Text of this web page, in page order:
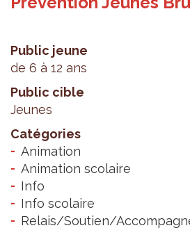
Public jeune
de 6 à 12 ans
Public cible
Jeunes
Catégories
Animation
Animation scolaire
Info
Info scolaire
Relais/Soutien/